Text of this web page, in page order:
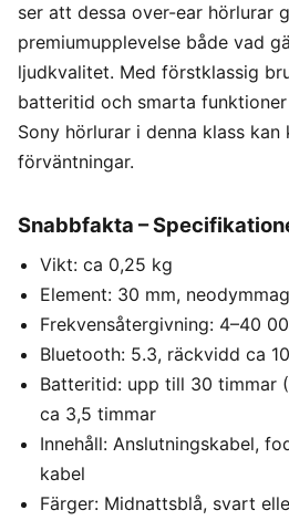
ser att dessa over-ear hörlurar
premiumupplevelse både vad
ljudkvalitet. Med förstklassig
batteritid och smarta
Sony hörlurar i denna klass
förväntningar.
Snabbfakta –
Vikt: ca 0,25 kg
Element: 30 mm,
Frekvensåtergivning: 4–40
Bluetooth: 5.3, räckvidd ca
Batteritid: upp till 30 timmar
ca 3,5 timmar
Innehåll: Anslutningskabel,
kabel
Färger: Midnattsblå, svart